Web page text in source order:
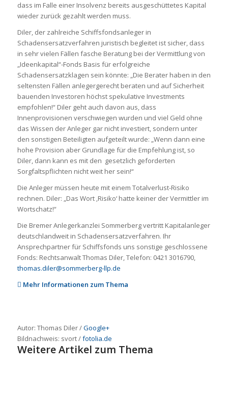
dass im Falle einer Insolvenz bereits ausgeschüttetes Kapital
wieder zurück gezahlt werden muss.
Diler, der zahlreiche Schiffsfondsanleger in
Schadensersatzverfahren juristisch begleitet ist sicher, dass
in sehr vielen Fällen fasche Beratung bei der Vermittlung von
„Ideenkapital“-Fonds Basis für erfolgreiche
Schadensersatzklagen sein könnte: „Die Berater haben in den
seltensten Fällen anlegergerecht beraten und auf Sicherheit
bauenden Investoren höchst spekulative Investments
empfohlen!“ Diler geht auch davon aus, dass
Innenprovisionen verschwiegen wurden und viel Geld ohne
das Wissen der Anleger gar nicht investiert, sondern unter
den sonstigen Beteiligten aufgeteilt wurde: „Wenn dann eine
hohe Provision aber Grundlage für die Empfehlung ist, so
Diler, dann kann es mit den gesetzlich geforderten
Sorgfaltspflichten nicht weit her sein!“
Die Anleger müssen heute mit einem Totalverlust-Risiko
rechnen. Diler: „Das Wort ‚Risiko‘ hatte keiner der Vermittler im
Wortschatz!“
Die Bremer Anlegerkanzlei Sommerberg vertritt Kapitalanleger
deutschlandweit in Schadensersatzverfahren. Ihr
Ansprechpartner für Schiffsfonds uns sonstige geschlossene
Fonds: Rechtsanwalt Thomas Diler, Telefon: 0421 3016790,
thomas.diler@sommerberg-llp.de
Mehr Informationen zum Thema
Autor: Thomas Diler /Google+
Bildnachweis: svort/fotolia.de
Weitere Artikel zum Thema